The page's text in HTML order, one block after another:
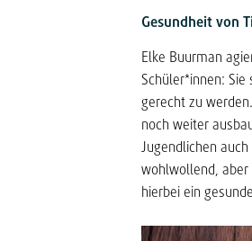
Gesundheit von
Elke Buurman
Schüler*innen:
gerecht zu
noch weiter
Jugendlichen
wohlwollend, aber
hierbei ein